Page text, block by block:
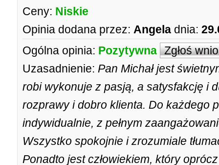
Ceny: Niskie
Opinia dodana przez: Angela dnia:
Ogólna opinia: Pozytywna Zgłoś
Uzasadnienie: Pan Michał jest
robi wykonuje z pasją, a satysfakcję i
rozprawy i dobro klienta. Do każdego
indywidualnie, z pełnym
Wszystko spokojnie i zrozumiale
Ponadto jest człowiekiem, który